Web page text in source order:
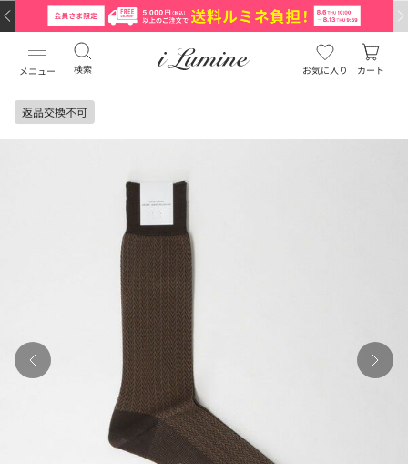
メニュー 検索 お気に入り カート
返品交換不可